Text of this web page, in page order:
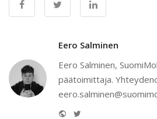
Eero Salminen
Eero Salminen,
päätoimittaja.
Website